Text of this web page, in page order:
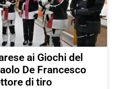
ai Giochi del
De Francesco
di tiro